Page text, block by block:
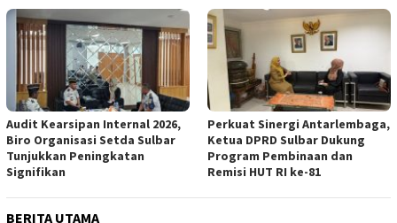
Audit Kearsipan Internal 2026,
Biro Organisasi Setda Sulbar
Tunjukkan Peningkatan
Signifikan
Perkuat Sinergi Antarlembaga,
Ketua DPRD Sulbar Dukung
Program Pembinaan dan
Remisi HUT RI ke-81
BERITA UTAMA